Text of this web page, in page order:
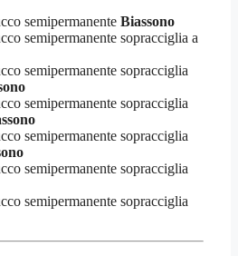
semipermanente Biassono
semipermanente sopracciglia a
semipermanente sopracciglia
semipermanente sopracciglia
semipermanente sopracciglia
semipermanente sopracciglia
semipermanente sopracciglia